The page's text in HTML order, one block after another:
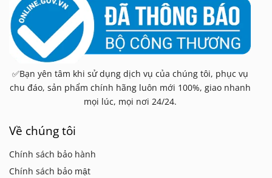
✅Bạn yên tâm khi sử dụng dịch vụ của chúng tôi, phục vụ
chu đáo, sản phẩm chính hãng luôn mới 100%, giao nhanh
mọi lúc, mọi nơi 24/24.
Về chúng tôi
Chính sách bảo hành
Chính sách bảo mật